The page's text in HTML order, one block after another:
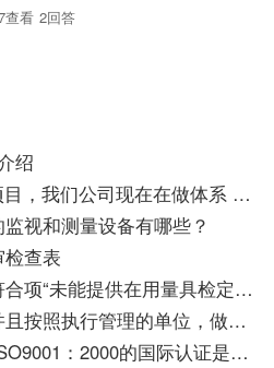
查看 2回答
绍
谁有iso9001:2008审核项目，我们公司现在在做体系 我不是很熟
视和测量设备有哪些？
检查表
ISO9001认证中开出不符合项“未能提供在用量具检定周期内合格的证据”的纠正措施表怎么填写？
请教真正做过ISO9001并且按照执行管理的单位，做过之后的管理水平真的有很明显的提高吗？
梅邦虫草康健宝有国家ISO9001：2000的国际认证是真的吗？并且通过国家[1998]第96号卫生部的批准是否属实？